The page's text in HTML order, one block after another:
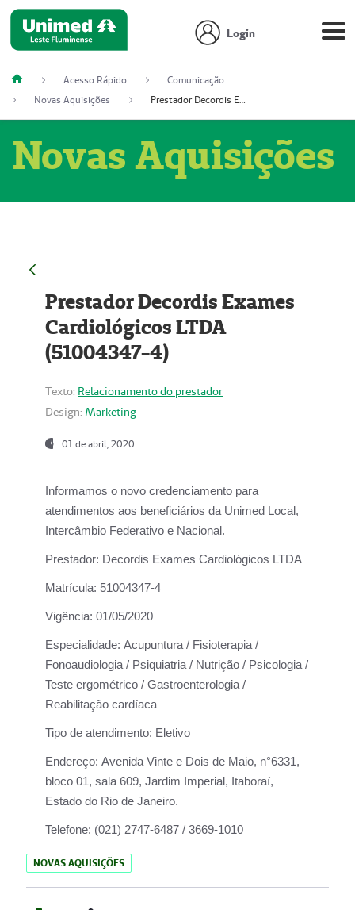
Login
Acesso Rápido
Comunicação
Novas Aquisições
Prestador Decordis Exames Cardiológicos LTDA (51004347-4)
Novas Aquisições
Prestador Decordis Exames
Cardiológicos LTDA
(51004347-4)
Texto: Relacionamento do prestador
Design: Marketing
01 de abril, 2020
Informamos o novo credenciamento para
atendimentos aos beneficiários da Unimed Local,
Intercâmbio Federativo e Nacional.
Prestador: Decordis Exames Cardiológicos LTDA
Matrícula: 51004347-4
Vigência: 01/05/2020
Especialidade: Acupuntura / Fisioterapia /
Fonoaudiologia / Psiquiatria / Nutrição / Psicologia /
Teste ergométrico / Gastroenterologia /
Reabilitação cardíaca
Tipo de atendimento: Eletivo
Endereço: Avenida Vinte e Dois de Maio, n°6331,
bloco 01, sala 609, Jardim Imperial, Itaboraí,
Estado do Rio de Janeiro.
Telefone: (021) 2747-6487 / 3669-1010
NOVAS AQUISIÇÕES